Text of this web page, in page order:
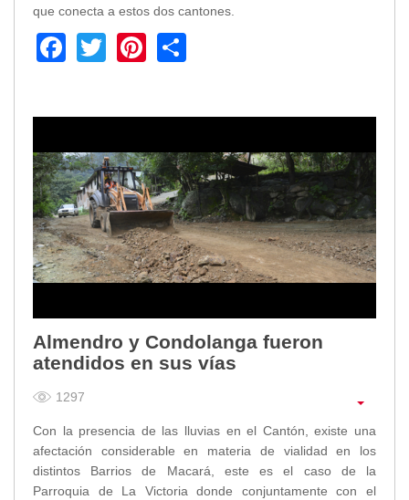
que conecta a estos dos cantones.
Facebook
TwitterPinterest
Almendro y Condolanga fueron
atendidos en sus vías
1297
Con la presencia de las lluvias en el Cantón, existe una
afectación considerable en materia de vialidad en los
distintos Barrios de Macará, este es el caso de la
Parroquia de La Victoria donde conjuntamente con el